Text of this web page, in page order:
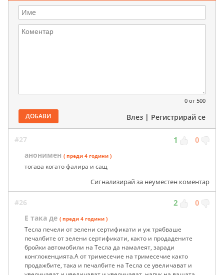
0 от 500
ДОБАВИ Влез | Регистрирай се
#27 1 0
анонимен ( преди 4 години )
тогава когато фалира и сащ
Сигнализирай за неуместен коментар
#26 2 0
Е така де ( преди 4 години )
Тесла печели от зелени сертификати и уж трябваше
печалбите от зелени сертификати, както и продадените
бройки автомобили на Тесла да намалеят, заради
конглокенцията.А от тримесечие на тримесечие както
продажбите, така и печалбите на Тесла се увеличават и